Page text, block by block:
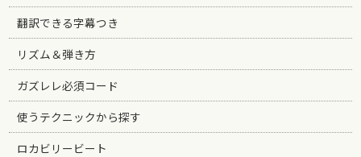
翻訳できる字幕つき
リズム＆弾き方
ガズレレ必須コード
使うテクニックから探す
ロカビリービート